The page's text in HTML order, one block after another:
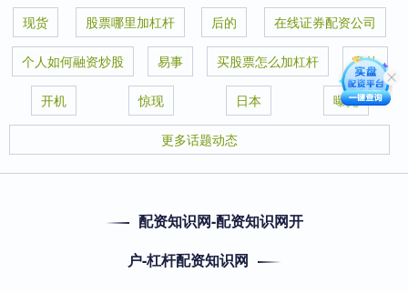
现货 股票哪里加杠杆 后的 在线证券配资公司
个人如何融资炒股 易事 买股票怎么加杠杆 意外
开机 惊现 日本 曝光
更多话题动态
配资知识网-配资知识网开
户-杠杆配资知识网